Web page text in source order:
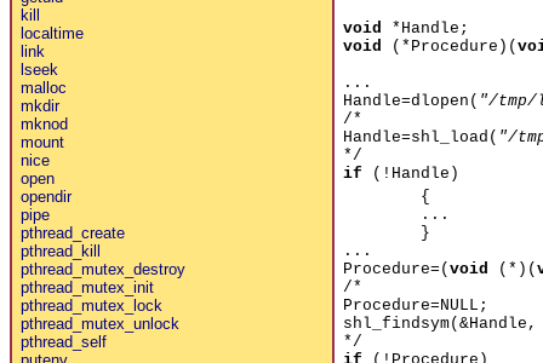
kill
localtime
link
lseek
malloc
mkdir
mknod
mount
nice
open
opendir
pipe
pthread_create
pthread_kill
pthread_mutex_destroy
pthread_mutex_init
pthread_mutex_lock
pthread_mutex_unlock
pthread_self
void
*Handle;
void
(*Procedure)(
...
Handle=dlopen( "/
/*
Handle=shl_load( "/
*/
if(!Handle)
{
...
}
...
Procedure=(void (*)(
/*
Procedure=NULL;
*/